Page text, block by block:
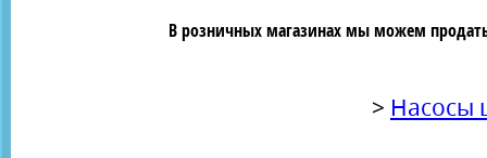
В розничных магазинах мы можем
> Насосы